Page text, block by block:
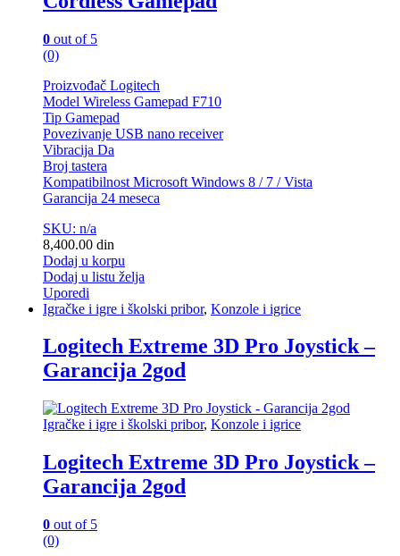
0 out of 5
(0)
Proizvođač Logitech
Model Wireless Gamepad F710
Tip Gamepad
Povezivanje USB nano receiver
Vibracija Da
Broj tastera
Kompatibilnost Microsoft Windows 8 / 7 / Vista
Garancija 24 meseca
SKU: n/a
8,400.00 din
Dodaj u korpu
Dodaj u listu želja
Uporedi
Igračke i igre i školski pribor, Konzole i igrice
Logitech Extreme 3D Pro Joystick –
Garancija 2god
Igračke i igre i školski pribor, Konzole i igrice
Logitech Extreme 3D Pro Joystick –
Garancija 2god
0 out of 5
(0)